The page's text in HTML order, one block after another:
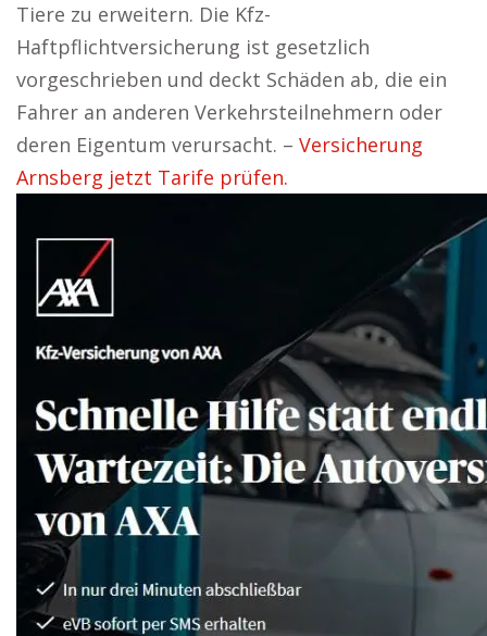
Tiere zu erweitern. Die Kfz-
Haftpflichtversicherung ist gesetzlich
vorgeschrieben und deckt Schäden ab, die ein
Fahrer an anderen Verkehrsteilnehmern oder
deren Eigentum verursacht. – Versicherung
Arnsberg jetzt Tarife prüfen.